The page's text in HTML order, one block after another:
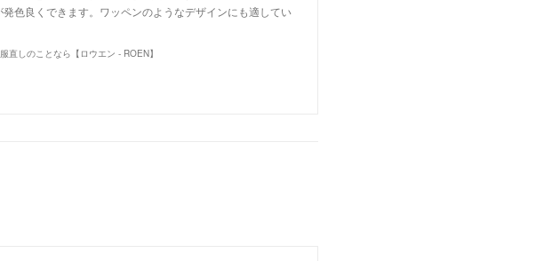
色良くできます。ワッペンのようなデザインにも適してい
直しのことなら【ロウエン - ROEN】